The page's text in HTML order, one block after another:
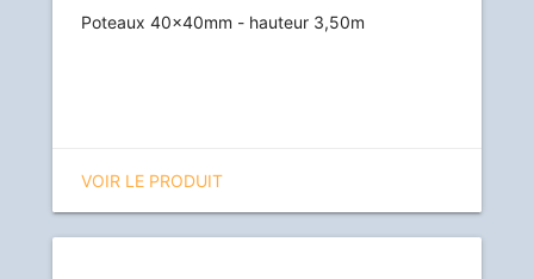
Poteaux 40x40mm - hauteur 3,50m
VOIR LE PRODUIT